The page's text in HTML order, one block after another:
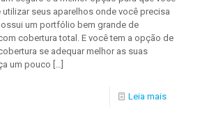
seus aparelhos onde você precisa
um portfólio bem grande de
cobertura total. E você tem a opção de
se adequar melhor as suas
um pouco […]
Leia mais